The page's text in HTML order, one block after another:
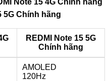
Note 15 4G Chính hãng
5G Chính hãng
REDMI Note 15 5G
Chính hãng
AMOLED
120Hz